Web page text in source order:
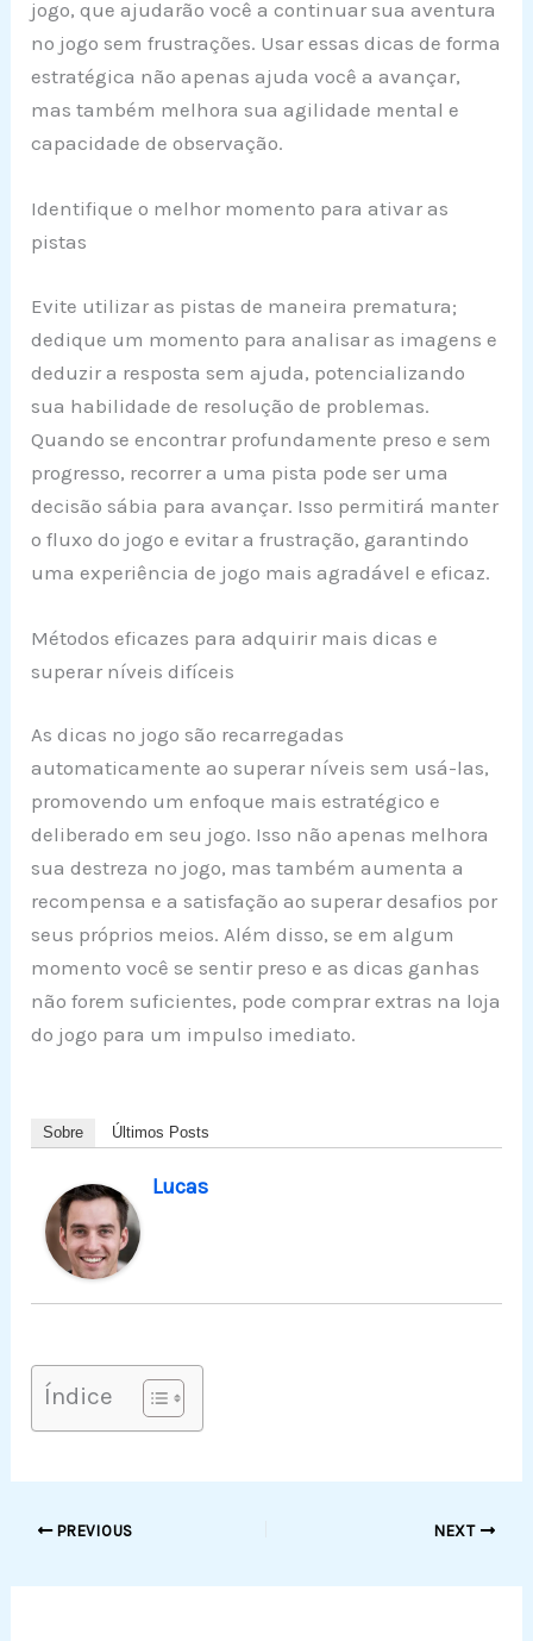
jogo, que ajudarão você a continuar sua aventura
no jogo sem frustrações. Usar essas dicas de forma
estratégica não apenas ajuda você a avançar,
mas também melhora sua agilidade mental e
capacidade de observação.
Identifique o melhor momento para ativar as
pistas
Evite utilizar as pistas de maneira prematura;
dedique um momento para analisar as imagens e
deduzir a resposta sem ajuda, potencializando
sua habilidade de resolução de problemas.
Quando se encontrar profundamente preso e sem
progresso, recorrer a uma pista pode ser uma
decisão sábia para avançar. Isso permitirá manter
o fluxo do jogo e evitar a frustração, garantindo
uma experiência de jogo mais agradável e eficaz.
Métodos eficazes para adquirir mais dicas e
superar níveis difíceis
As dicas no jogo são recarregadas
automaticamente ao superar níveis sem usá-las,
promovendo um enfoque mais estratégico e
deliberado em seu jogo. Isso não apenas melhora
sua destreza no jogo, mas também aumenta a
recompensa e a satisfação ao superar desafios por
seus próprios meios. Além disso, se em algum
momento você se sentir preso e as dicas ganhas
não forem suficientes, pode comprar extras na loja
do jogo para um impulso imediato.
Sobre Últimos Posts
Lucas
Índice
PREVIOUS NEXT